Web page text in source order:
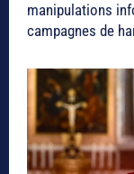
manipulations
campagnes de